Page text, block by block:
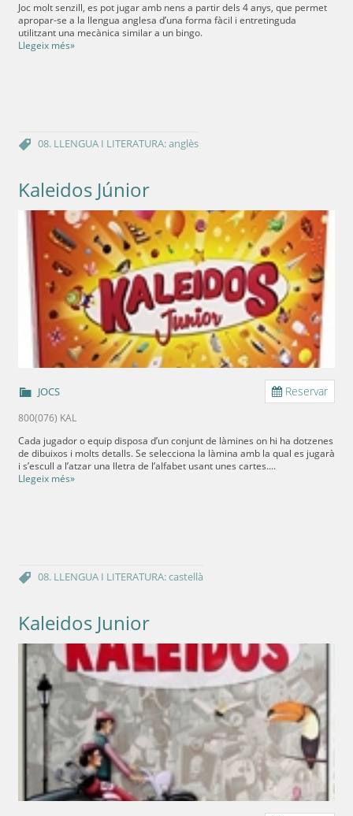
Joc molt senzill, es pot jugar amb nens a partir dels 4 anys, que permet
apropar-se a la llengua anglesa d’una forma fàcil i entretinguda
utilitzant una mecànica similar a un bingo.
Llegeix més»
08. LLENGUA I LITERATURA: anglès
Kaleidos Júnior
Reservar
JOCS
800(076) KAL
Cada jugador o equip disposa d’un conjunt de làmines on hi ha dotzenes
de dibuixos i molts detalls. Se selecciona la làmina amb la qual es jugarà
i s’escull a l’atzar una lletra de l’alfabet usant unes cartes....
Llegeix més»
08. LLENGUA I LITERATURA: castellà
Kaleidos Junior